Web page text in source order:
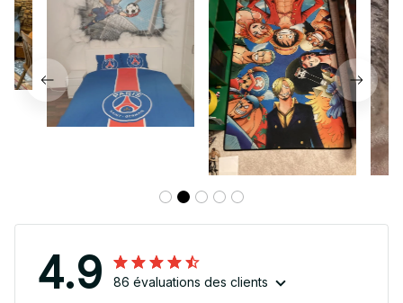
4.9 86 évaluations des clients